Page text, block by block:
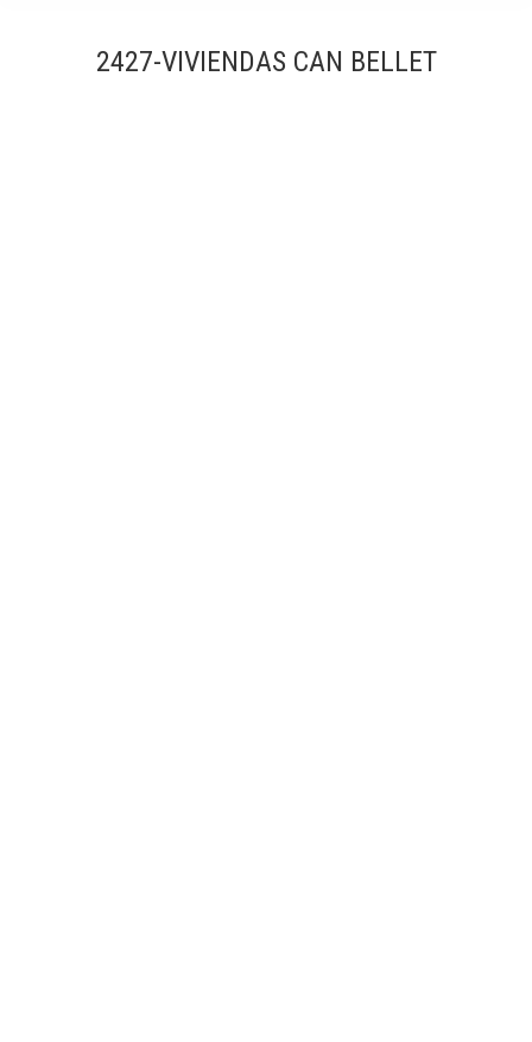
2427-VIVIENDAS CAN BELLET